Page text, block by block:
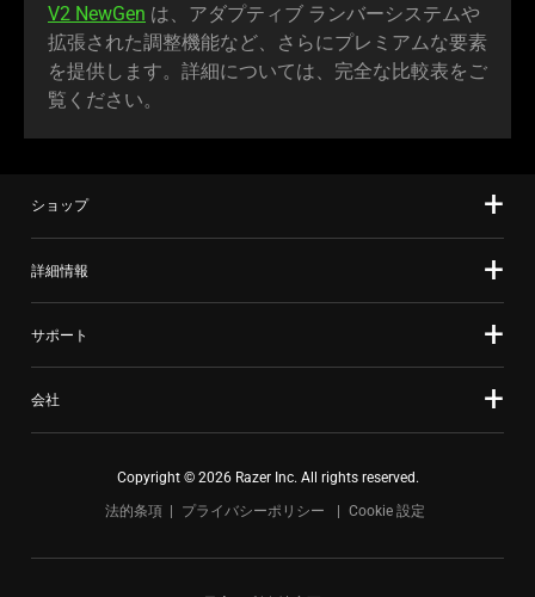
V2 NewGen は、アダプティブ ランバーシステムや
拡張された調整機能など、さらにプレミアムな要素
を提供します。詳細については、完全な比較表をご
覧ください。
ショップ
詳細情報
サポート
会社
Copyright © 2026 Razer Inc. All rights reserved.
法的条項
プライバシーポリシー Cookie 設定